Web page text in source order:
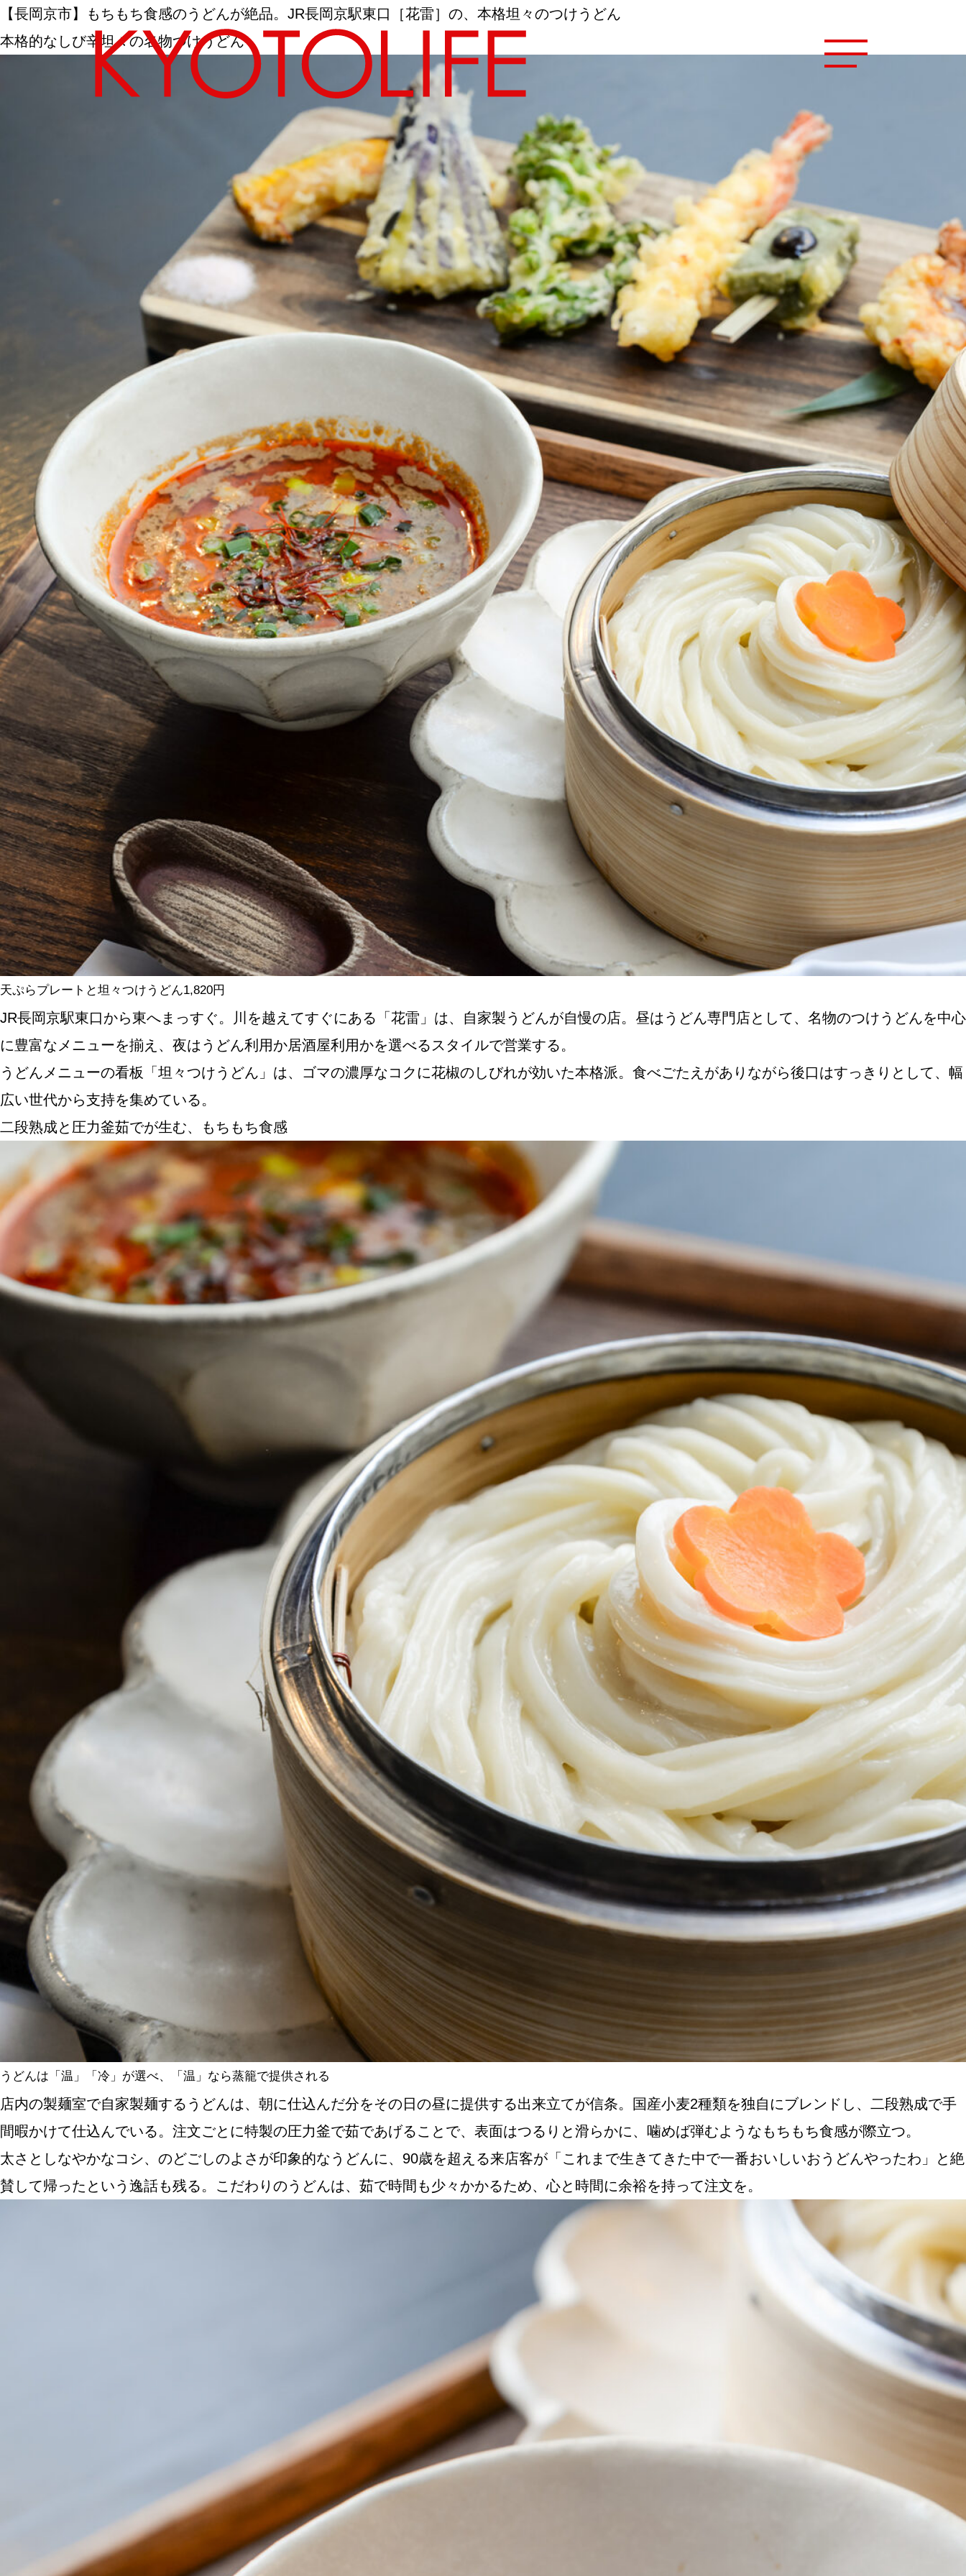
エリアから探す 地図から探す
カテゴリーから探す
SPECIAL NEW OPEN
SERIES
カレーが好き
京都おやつクラブ
私と店のはなし
今月の京みやげ
京都の書店
CULTURE
関西で開催。おすすめの展覧会
おすすめの映画
誠光社で選びました。おすすめの本
紹介します。おすすめのイベント
ABOUT US Instagram
チケットプレゼント応募
【長岡京市】もちもち食感のうどんが絶品。JR長岡京駅東口［花雷］の、本格坦々のつけうどん
本格的なしび辛坦々の名物つけうどん
天ぷらプレートと坦々つけうどん1,820円
JR長岡京駅東口から東へまっすぐ。川を越えてすぐにある「花雷」は、自家製うどんが自慢の店。昼はうどん専門店として、名物のつけうどんを中心
に豊富なメニューを揃え、夜はうどん利用か居酒屋利用かを選べるスタイルで営業する。
うどんメニューの看板「坦々つけうどん」は、ゴマの濃厚なコクに花椒のしびれが効いた本格派。食べごたえがありながら後口はすっきりとして、幅
広い世代から支持を集めている。
二段熟成と圧力釜茹でが生む、もちもち食感
うどんは「温」「冷」が選べ、「温」なら蒸籠で提供される
店内の製麺室で自家製麺するうどんは、朝に仕込んだ分をその日の昼に提供する出来立てが信条。国産小麦2種類を独自にブレンドし、二段熟成で手
間暇かけて仕込んでいる。注文ごとに特製の圧力釜で茹であげることで、表面はつるりと滑らかに、噛めば弾むようなもちもち食感が際立つ。
太さとしなやかなコシ、のどごしのよさが印象的なうどんに、90歳を超える来店客が「これまで生きてきた中で一番おいしいおうどんやったわ」と絶
賛して帰ったという逸話も残る。こだわりのうどんは、茹で時間も少々かかるため、心と時間に余裕を持って注文を。